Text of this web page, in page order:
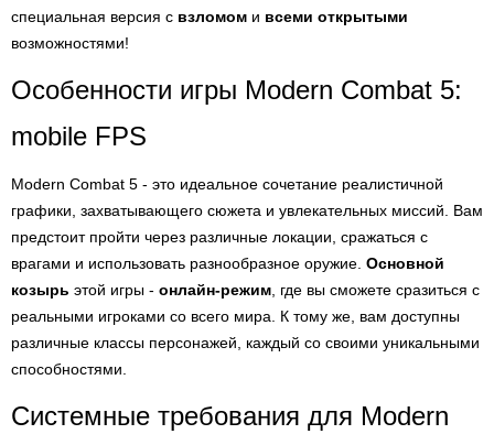
специальная версия с взломом и всеми открытыми
возможностями!
Особенности игры Modern Combat 5:
mobile FPS
Modern Combat 5 - это идеальное сочетание реалистичной
графики, захватывающего сюжета и увлекательных миссий. Вам
предстоит пройти через различные локации, сражаться с
врагами и использовать разнообразное оружие. Основной
козырь этой игры - онлайн-режим , где вы сможете сразиться с
реальными игроками со всего мира. К тому же, вам доступны
различные классы персонажей, каждый со своими уникальными
способностями.
Системные требования для Modern